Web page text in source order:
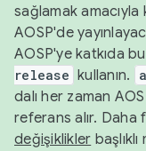
sağlamak
AOSP'de
AOSP'ye katkıda
release kullanın.
dalı her zaman
referans alır.
değişiklikler